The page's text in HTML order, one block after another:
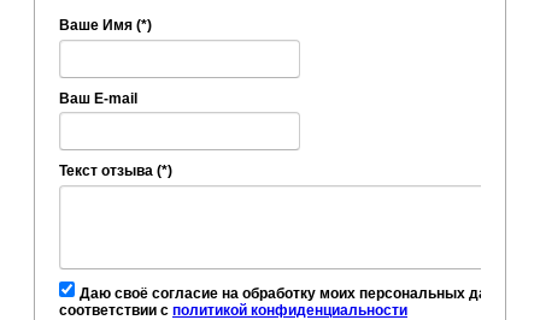
Ваше Имя (*)
Ваш E-mail
Текст отзыва (*)
Даю своё согласие на обработку моих персональных данных, в
соответствии с политикой конфиденциальности